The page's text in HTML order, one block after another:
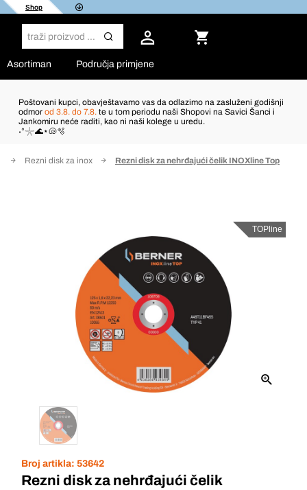
Shop
Asortiman Područja primjene
Poštovani kupci, obavještavamo vas da odlazimo na zasluženi godišnji
odmor od 3.8. do 7.8. te u tom periodu naši Shopovi na Savici Šanci i
Jankomiru neće raditi, kao ni naši kolege u uredu.
˖°𓇼🌊⋆🐚🫧
Rezni disk za inox Rezni disk za nehrđajući čelik INOXline Top
TOPline
Broj artikla: 53642
Rezni disk za nehrđajući čelik